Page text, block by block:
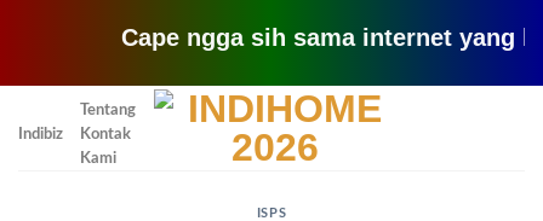
Cape ngga sih sama internet yang
Indibiz
Tentang
Kontak
Kami
ISPS